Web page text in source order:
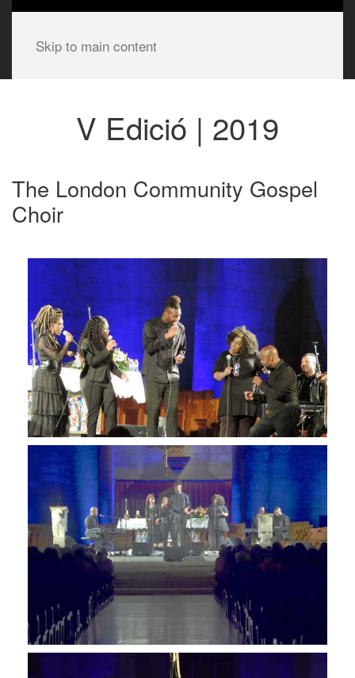
Skip to main content
V Edició | 2019
The London Community Gospel
Choir